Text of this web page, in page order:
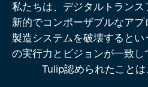
私たちは、デジタルトラン
新的でコンポーザブルなア
製造システムを破壊すると
の実行力とビジョンが一致し
Tulip認められたことは